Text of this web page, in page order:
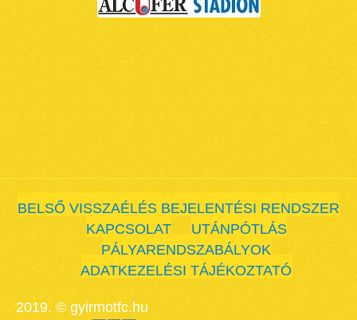
BELSŐ VISSZAÉLÉS BEJELENTÉSI RENDSZER
KAPCSOLAT
UTÁNPÓTLÁS
PÁLYARENDSZABÁLYOK
ADATKEZELÉSI TÁJÉKOZTATÓ
2019. © gyirmotfc.hu